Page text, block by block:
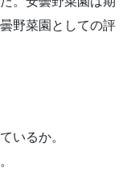
野菜園としての評
いるか。